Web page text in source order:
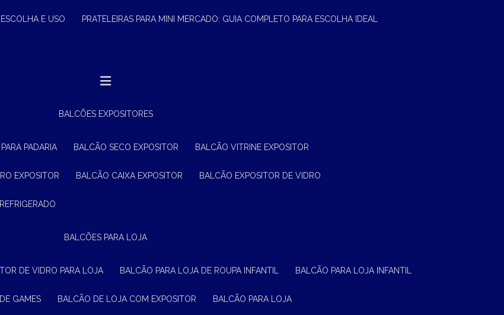
ESCOLHA E USO PRATELEIRAS PARA MINI MERCADO: GUIA COMPLETO PARA ESCOLHA IDEAL
BALCÕES EXPOSITORES
PADARIA BALCÃO SECO EXPOSITOR BALCÃO VITRINE EXPOSITOR
EXPOSITOR BALCÃO CAIXA EXPOSITOR BALCÃO EXPOSITOR DE VIDRO
BALCÕES PARA LOJA
DE VIDRO PARA LOJA BALCÃO PARA LOJA DE ROUPA INFANTIL BALCÃO PARA LOJA INFANTIL
GAMES BALCÃO DE LOJA COM EXPOSITOR BALCÃO PARA LOJA